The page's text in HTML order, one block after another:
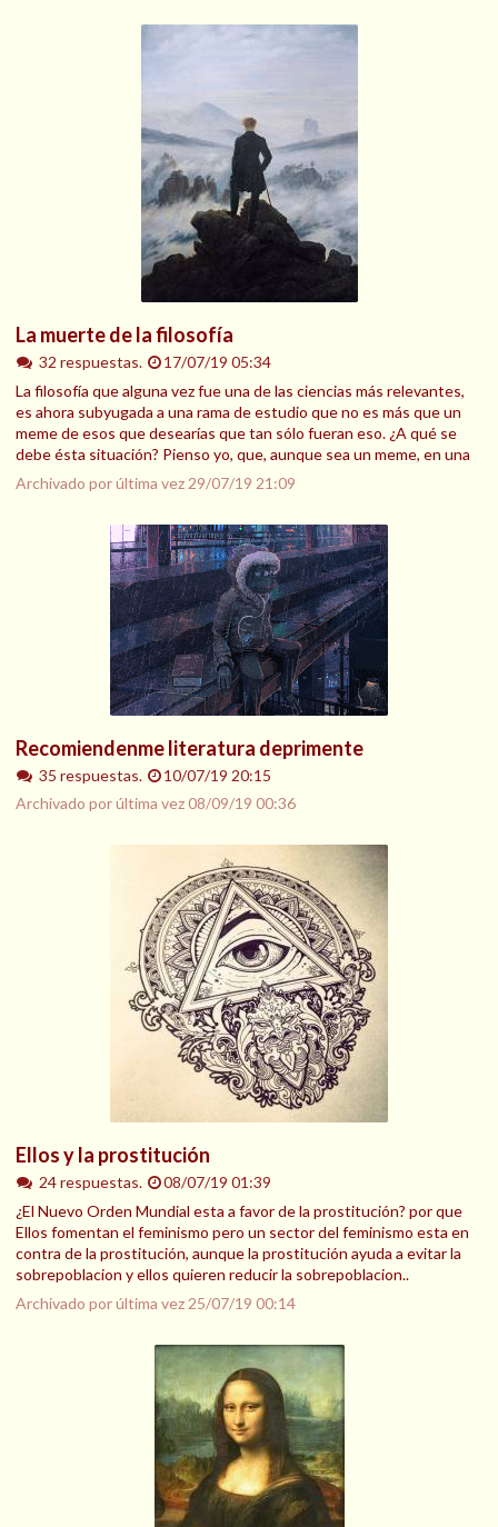
La muerte de la filosofía
32 respuestas.
17/07/19 05:34
La filosofía que alguna vez fue una de las ciencias más relevantes,
es ahora subyugada a una rama de estudio que no es más que un
meme de esos que desearías que tan sólo fueran eso. ¿A qué se
debe ésta situación? Pienso yo, que, aunque sea un meme, en una
Archivado por última vez 29/07/19 21:09
Recomiendenme literatura deprimente
35 respuestas.
10/07/19 20:15
Archivado por última vez08/09/19 00:36
Ellos y la prostitución
24 respuestas.
08/07/19 01:39
¿El Nuevo Orden Mundial esta a favor de la prostitución? por que
Ellos fomentan el feminismo pero un sector del feminismo esta en
contra de la prostitución, aunque la prostitución ayuda a evitar la
sobrepoblacion y ellos quieren reducir la sobrepoblacion..
Archivado por última vez 25/07/19 00:14